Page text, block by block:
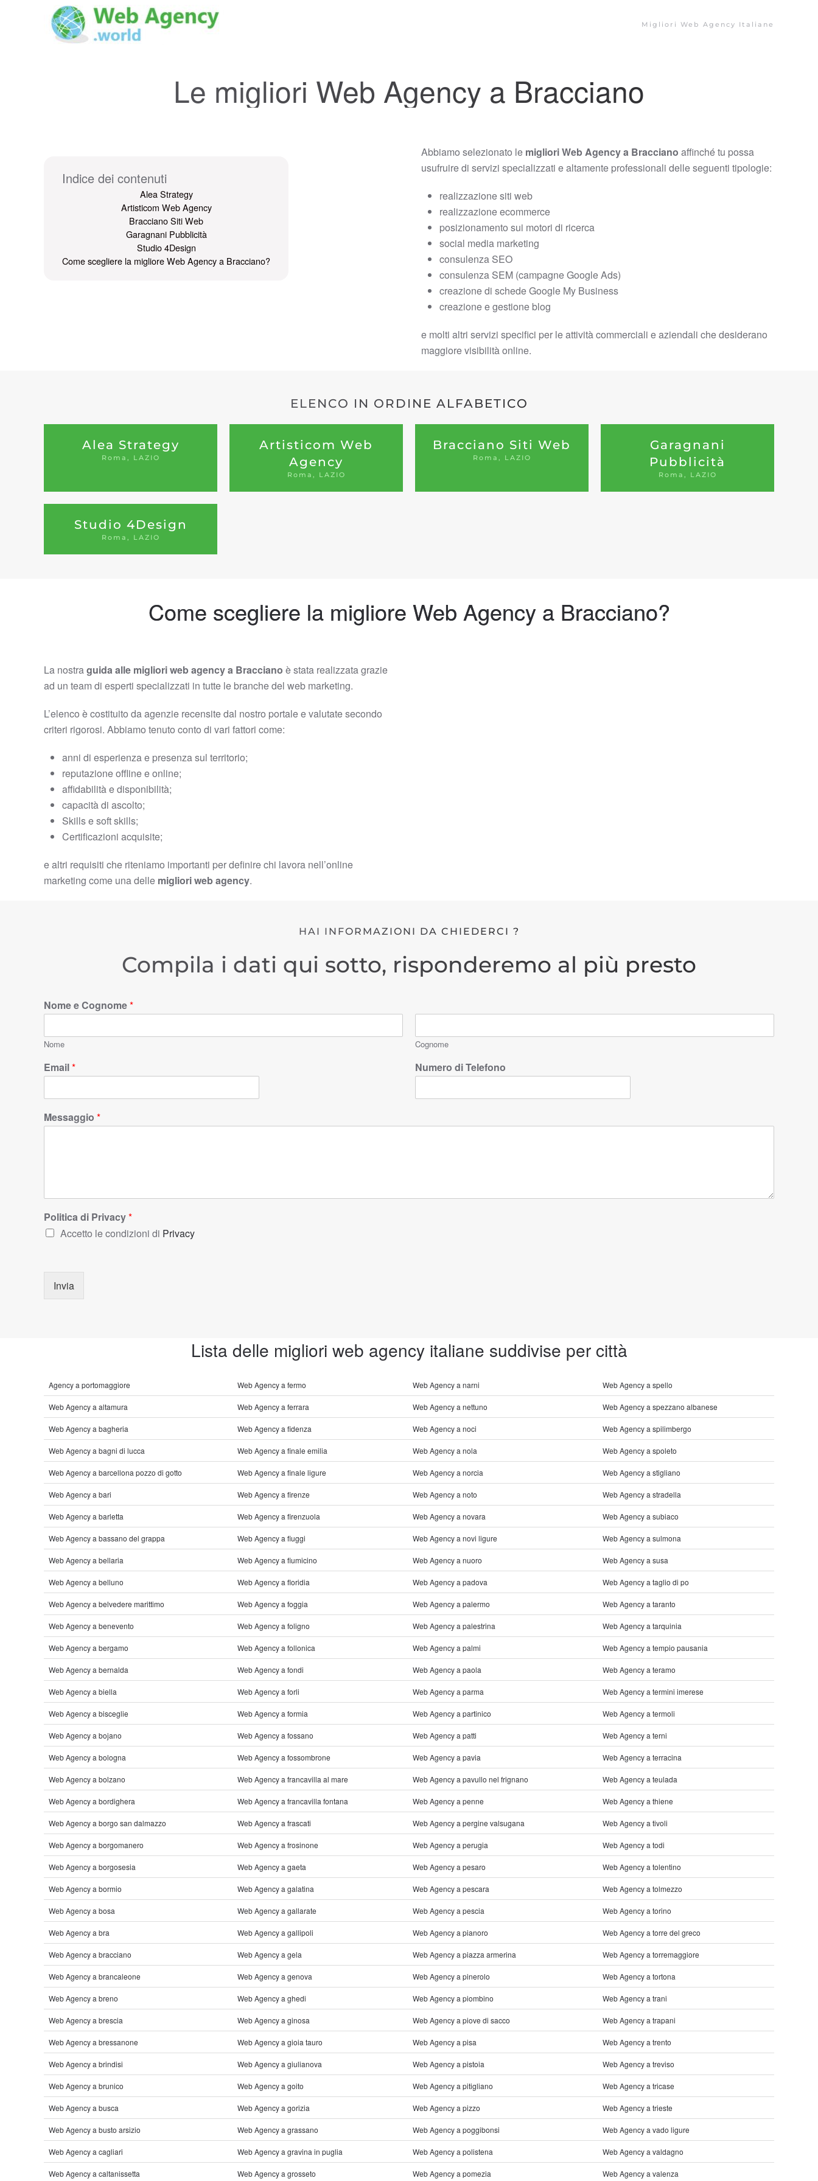
Migliori Web Agency Italiane
Le migliori Web Agency a Bracciano
Indice dei contenuti
Alea Strategy
Artisticom Web Agency
Bracciano Siti Web
Garagnani Pubblicità
Studio 4Design
Come scegliere la migliore Web Agency a Bracciano?
Abbiamo selezionato le migliori Web Agency a Bracciano affinché tu possa
usufruire di servizi specializzati e altamente professionali delle seguenti tipologie:
realizzazione siti web
realizzazione ecommerce
posizionamento sui motori di ricerca
social media marketing
consulenza SEO
consulenza SEM (campagne Google Ads)
creazione di schede Google My Business
creazione e gestione blog
e molti altri servizi specifici per le attività commerciali e aziendali che desiderano
maggiore visibilità online.
ELENCO IN ORDINE ALFABETICO
Alea Strategy
Roma, LAZIO
Artisticom Web
Agency
Roma, LAZIO
Bracciano Siti Web
Roma, LAZIO
Garagnani
Pubblicità
Roma, LAZIO
Studio 4Design
Roma, LAZIO
Come scegliere la migliore Web Agency a Bracciano?
La nostraguida alle migliori web agency a Bracciano è stata realizzata grazie
ad un team di esperti specializzati in tutte le branche del web marketing.
L’elenco è costituito da agenzie recensite dal nostro portale e valutate secondo
criteri rigorosi. Abbiamo tenuto conto di vari fattori come:
anni di esperienza e presenza sul territorio;
reputazione offline e online;
affidabilità e disponibilità;
capacità di ascolto;
Skills e soft skills;
Certificazioni acquisite;
e altri requisiti che riteniamo importanti per definire chi lavora nell’online
marketing come una delle migliori web agency.
HAI INFORMAZIONI DA CHIEDERCI ?
Compila i dati qui sotto, risponderemo al più presto
Nome e Cognome*
Nome Cognome
Email* Numero di Telefono
Messaggio *
Politica di Privacy*
Accetto le condizioni di Privacy
Invia
Lista delle migliori web agency italiane suddivise per città
Agency a portomaggiore Web Agency a fermo Web Agency a narni Web Agency a spello
Web Agency a altamura Web Agency a ferrara Web Agency a nettuno Web Agency a spezzano albanese
Web Agency a bagheria Web Agency a fidenza Web Agency a noci Web Agency a spilimbergo
Web Agency a bagni di lucca Web Agency a finale emilia Web Agency a nola Web Agency a spoleto
Web Agency a barcellona pozzo di gotto Web Agency a finale ligure Web Agency a norcia Web Agency a stigliano
Web Agency a bari Web Agency a firenze Web Agency a noto Web Agency a stradella
Web Agency a barletta Web Agency a firenzuola Web Agency a novara Web Agency a subiaco
Web Agency a bassano del grappa Web Agency a fiuggi Web Agency a novi ligure Web Agency a sulmona
Web Agency a bellaria Web Agency a fiumicino Web Agency a nuoro Web Agency a susa
Web Agency a belluno Web Agency a floridia Web Agency a padova Web Agency a taglio di po
Web Agency a belvedere marittimo Web Agency a foggia Web Agency a palermo Web Agency a taranto
Web Agency a benevento Web Agency a foligno Web Agency a palestrina Web Agency a tarquinia
Web Agency a bergamo Web Agency a follonica Web Agency a palmi Web Agency a tempio pausania
Web Agency a bernalda Web Agency a fondi Web Agency a paola Web Agency a teramo
Web Agency a biella Web Agency a forli Web Agency a parma Web Agency a termini imerese
Web Agency a bisceglie Web Agency a formia Web Agency a partinico Web Agency a termoli
Web Agency a bojano Web Agency a fossano Web Agency a patti Web Agency a terni
Web Agency a bologna Web Agency a fossombrone Web Agency a pavia Web Agency a terracina
Web Agency a bolzano Web Agency a francavilla al mare Web Agency a pavullo nel frignano Web Agency a teulada
Web Agency a bordighera Web Agency a francavilla fontana Web Agency a penne Web Agency a thiene
Web Agency a borgo san dalmazzo Web Agency a frascati Web Agency a pergine valsugana Web Agency a tivoli
Web Agency a borgomanero Web Agency a frosinone Web Agency a perugia Web Agency a todi
Web Agency a borgosesia Web Agency a gaeta Web Agency a pesaro Web Agency a tolentino
Web Agency a bormio Web Agency a galatina Web Agency a pescara Web Agency a tolmezzo
Web Agency a bosa Web Agency a gallarate Web Agency a pescia Web Agency a torino
Web Agency a bra Web Agency a gallipoli Web Agency a pianoro Web Agency a torre del greco
Web Agency a bracciano Web Agency a gela Web Agency a piazza armerina Web Agency a torremaggiore
Web Agency a brancaleone Web Agency a genova Web Agency a pinerolo Web Agency a tortona
Web Agency a breno Web Agency a ghedi Web Agency a piombino Web Agency a trani
Web Agency a brescia Web Agency a ginosa Web Agency a piove di sacco Web Agency a trapani
Web Agency a bressanone Web Agency a gioia tauro Web Agency a pisa Web Agency a trento
Web Agency a brindisi Web Agency a giulianova Web Agency a pistoia Web Agency a treviso
Web Agency a brunico Web Agency a goito Web Agency a pitigliano Web Agency a tricase
Web Agency a busca Web Agency a gorizia Web Agency a pizzo Web Agency a trieste
Web Agency a busto arsizio Web Agency a grassano Web Agency a poggibonsi Web Agency a vado ligure
Web Agency a cagliari Web Agency a gravina in puglia Web Agency a polistena Web Agency a valdagno
Web Agency a caltanissetta Web Agency a grosseto Web Agency a pomezia Web Agency a valenza